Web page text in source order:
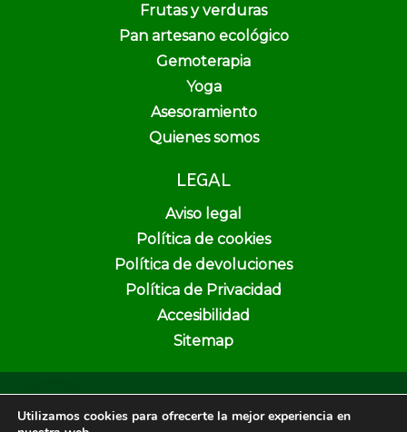
Frutas y verduras
Pan artesano ecológico
Gemoterapia
Yoga
Asesoramiento
Quienes somos
LEGAL
Aviso legal
Política de cookies
Política de devoluciones
Política de Privacidad
Accesibilidad
Sitemap
Utilizamos cookies para ofrecerte la mejor experiencia en